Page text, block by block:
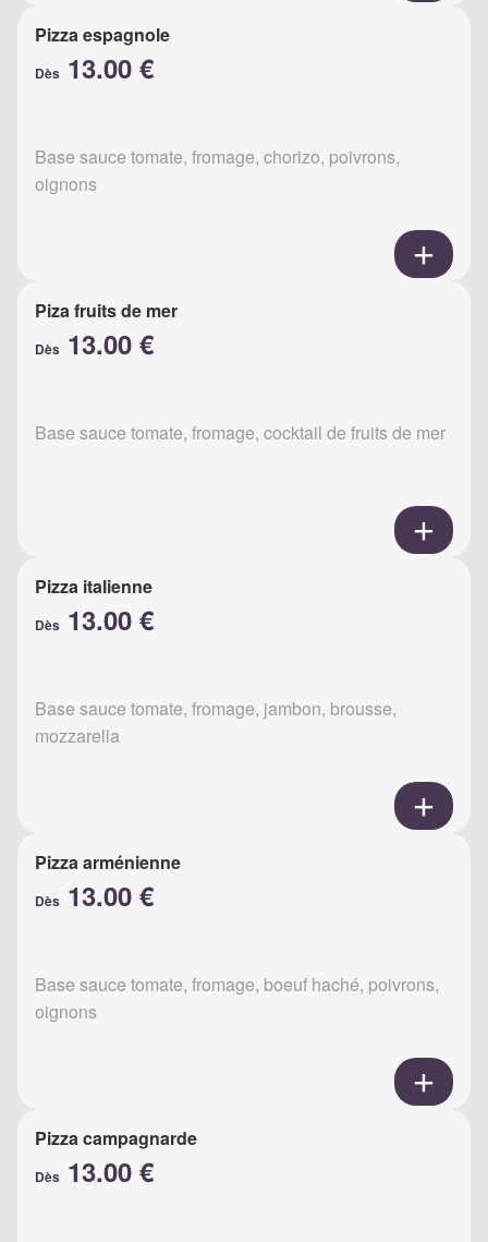
Pizza espagnole
Dès 13.00 €
Base sauce tomate, fromage, chorizo, poivrons,
oignons
Piza fruits de mer
Dès 13.00 €
Base sauce tomate, fromage, cocktail de fruits de mer
Pizza italienne
Dès 13.00 €
Base sauce tomate, fromage, jambon, brousse,
mozzarella
Pizza arménienne
Dès 13.00 €
Base sauce tomate, fromage, boeuf haché, poivrons,
oignons
Pizza campagnarde
Dès 13.00 €